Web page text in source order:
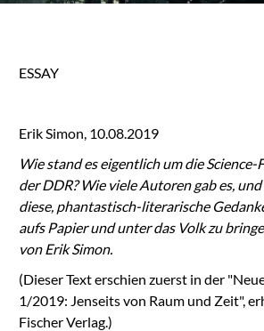
ESSAY
Erik Simon, 10.08.2019
Wie stand es eigentlich um die
der DDR? Wie viele Autoren gab es,
diese, phantastisch-literarische
aufs Papier und unter das Volk zu
von Erik Simon.
(Dieser Text erschien zuerst in der
1/2019: Jenseits von Raum und Zeit",
Fischer Verlag.)